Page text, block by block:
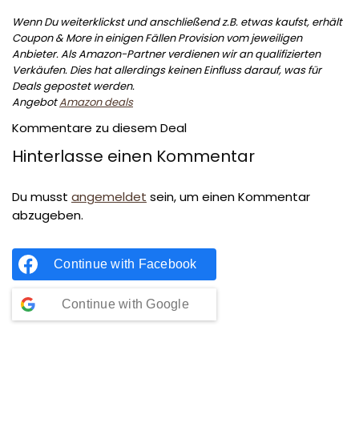
Wenn Du weiterklickst und anschließend z.B. etwas kaufst, erhält
Coupon & More in einigen Fällen Provision vom jeweiligen
Anbieter. Als Amazon-Partner verdienen wir an qualifizierten
Verkäufen. Dies hat allerdings keinen Einfluss darauf, was für
Deals gepostet werden.
AngebotAmazon deals
Kommentare zu diesem Deal
Hinterlasse einen Kommentar
Du musst angemeldet sein, um einen Kommentar
abzugeben.
Continue with Facebook
Continue with Google